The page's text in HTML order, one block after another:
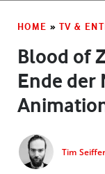
HOME » TV &
Blood of
Ende der
Tim